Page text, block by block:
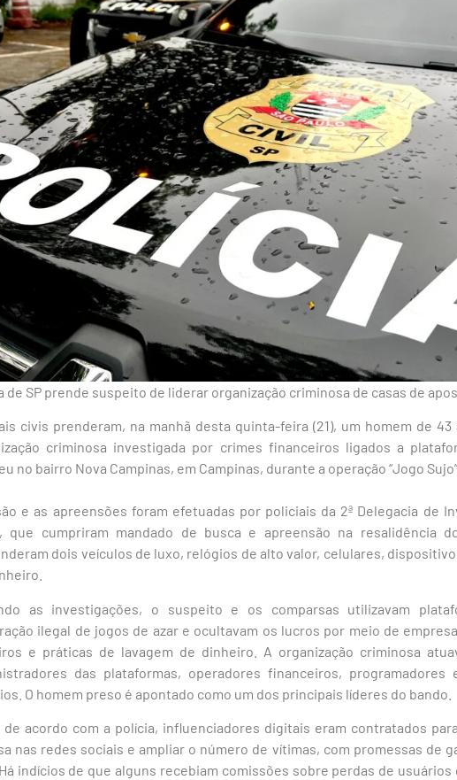
de SP prende suspeito de liderar organização criminosa de casas de
civis prenderam, na manhã desta quinta-feira (21), um homem de
criminosa investigada por crimes financeiros ligados a
no bairro Nova Campinas, em Campinas, durante a operação “Jogo Sujo”.
e as apreensões foram efetuadas por policiais da 2ª Delegacia de
que cumpriram mandado de busca e apreensão na resalidência
dois veículos de luxo, relógios de alto valor, celulares,
as investigações, o suspeito e os comparsas utilizavam
ilegal de jogos de azar e ocultavam os lucros por meio de
e práticas de lavagem de dinheiro. A organização criminosa
das plataformas, operadores financeiros,
O homem preso é apontado como um dos principais líderes do bando.
de acordo com a polícia, influenciadores digitais eram contratados
nas redes sociais e ampliar o número de vítimas, com promessas de
indícios de que alguns recebiam comissões sobre perdas de